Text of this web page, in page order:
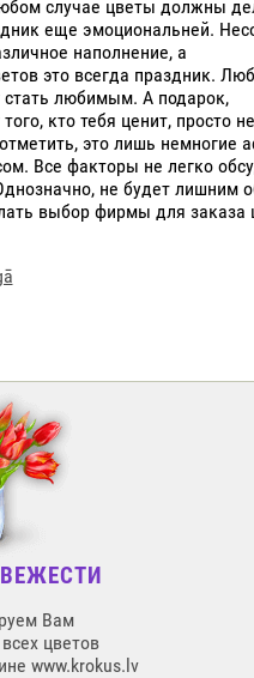
случае цветы должны
еще эмоциональней.
наполнение, а
это всегда праздник.
стать любимым. А подарок,
кто тебя ценит, просто
это лишь немногие
Все факторы не легко
не будет лишним
выбор фирмы для заказа
Вам
цветов
www.krokus.lv